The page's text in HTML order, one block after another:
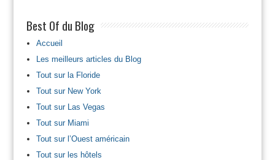
Best Of du Blog
Accueil
Les meilleurs articles du Blog
Tout sur la Floride
Tout sur New York
Tout sur Las Vegas
Tout sur Miami
Tout sur l’Ouest américain
Tout sur les hôtels